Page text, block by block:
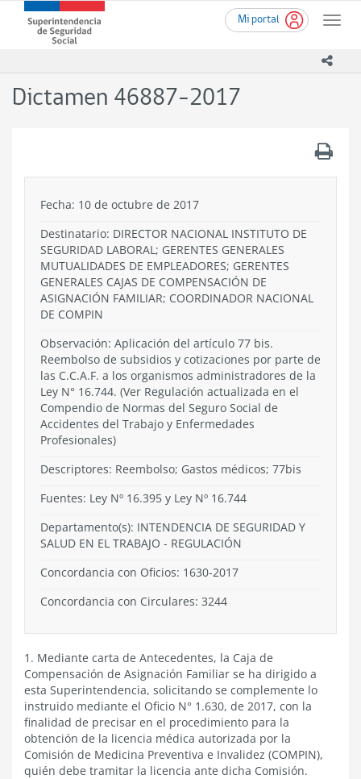
contenido
Mi portal
Toggle
Superintendencia
de
-
Dictamen 46887-2017
Fecha: 10 de octubre de 2017
Destinatario: DIRECTOR NACIONAL INSTITUTO DE
SEGURIDAD LABORAL; GERENTES GENERALES
MUTUALIDADES DE EMPLEADORES; GERENTES
GENERALES CAJAS DE COMPENSACIÓN DE
ASIGNACIÓN FAMILIAR; COORDINADOR NACIONAL
DE COMPIN
Observación: Aplicación del artículo 77 bis.
Reembolso de subsidios y cotizaciones por parte de
las C.C.A.F. a los organismos administradores de la
Ley N° 16.744. (Ver Regulación actualizada en el
Compendio de Normas del Seguro Social de
Accidentes del Trabajo y Enfermedades
Profesionales)
Descriptores: Reembolso; Gastos médicos; 77bis
Fuentes: Ley Nº 16.395 y Ley Nº 16.744
Departamento(s): INTENDENCIA DE SEGURIDAD Y
SALUD EN EL TRABAJO - REGULACIÓN
Concordancia con Oficios: 1630-2017
Concordancia con Circulares: 3244
1. Mediante carta de Antecedentes, la Caja de
Compensación de Asignación Familiar se ha dirigido a
esta Superintendencia, solicitando se complemente lo
instruido mediante el Oficio N° 1.630, de 2017, con la
finalidad de precisar en el procedimiento para la
obtención de la licencia médica autorizada por la
Comisión de Medicina Preventiva e Invalidez (COMPIN),
quién debe tramitar la licencia ante dicha Comisión.